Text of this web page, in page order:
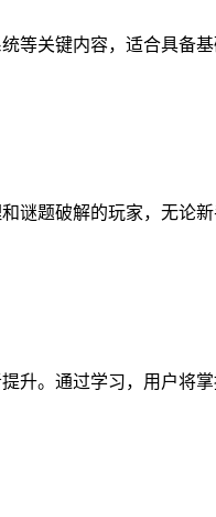
等关键内容，适合具备
谜题破解的玩家，无论
升。通过学习，用户将